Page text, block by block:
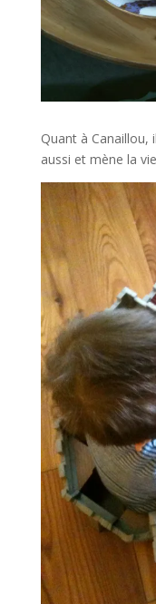
Quant à Canaillou,
aussi et mène la